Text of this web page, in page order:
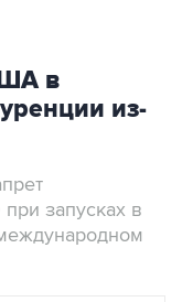
в
из-
запусках в